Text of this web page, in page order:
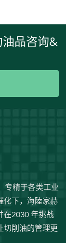
品咨询&
专精于各类工业
化下，海陸家赫
在2030 年挑战
切削油的管理更